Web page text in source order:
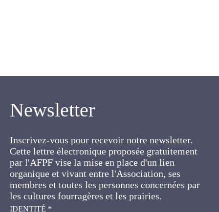
Newsletter
Cette lettre électronique proposée
gratuitement par l'AFPF vise la mise en place
d'un lien organique et vivant entre l'Association,
ses membres et toutes les personnes
concernées par les cultures fourragères et les
prairies.
IDENTITÉ*